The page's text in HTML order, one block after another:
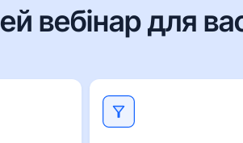
вебінар для